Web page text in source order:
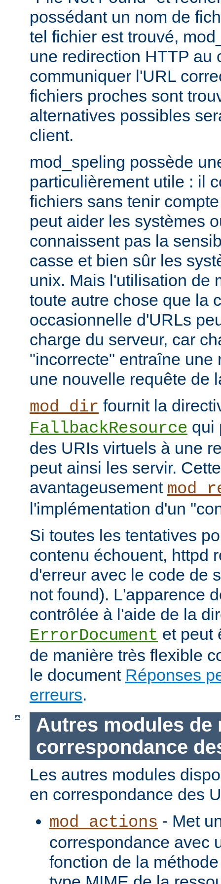
possédant un nom de
tel fichier est trouvé,
une redirection HTTP au
communiquer l'URL
fichiers proches sont
alternatives possibles
client.
mod_speling possède
particulièrement utile : il
fichiers sans tenir
peut aider les systèmes
connaissent pas la
casse et bien sûr les
unix. Mais l'utilisation de
toute autre chose que la
occasionnelle d'URLs
charge du serveur, car
"incorrecte" entraîne une
une nouvelle requête de
mod_dir fournit la
FallbackResource qui
des URIs virtuels à une
peut ainsi les servir.
avantageusement
l'implémentation d'un
Si toutes les tentatives
contenu échouent, httpd
d'erreur avec le code de
not found). L'apparence
contrôlée à l'aide de la
ErrorDocument et peut
de manière très flexible
le document Réponses
erreurs.
Autres modules de
correspondance
Les autres modules
en correspondance des
mod_actions - Met
correspondance avec
fonction de la